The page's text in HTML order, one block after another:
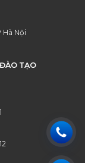
Hà Nội
TẠO